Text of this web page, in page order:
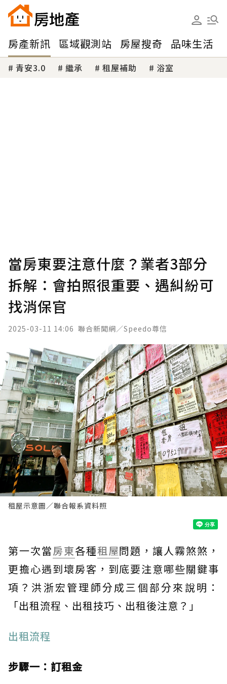
房產新訊 區域觀測站 房屋搜奇 品味生活
青安3.0 繼承 租屋補助 浴室
當房東要注意什麼？業者3部分
拆解：會拍照很重要、遇糾紛可
找消保官
2025-03-11 14:06 聯合新聞網／Speedo尊信
租屋示意圖／聯合報系資料照
第一次當房東各種租屋問題，讓人霧煞煞，
更擔心遇到壞房客，到底要注意哪些關鍵事
項？洪浙宏管理師分成三個部分來說明：
「出租流程、出租技巧、出租後注意？」
出租流程
步驟一：訂租金